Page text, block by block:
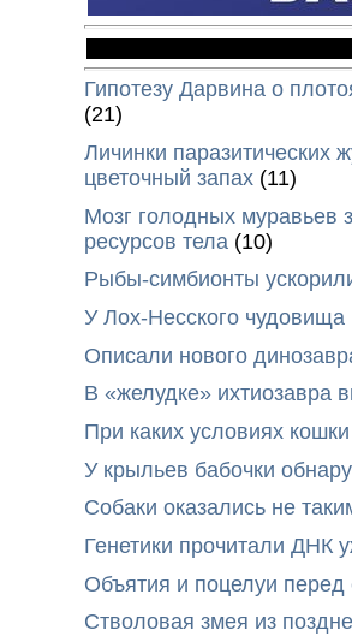
Гипотезу Дарвина о
(21)
Личинки паразитических
цветочный запах (11)
Мозг голодных муравьев
ресурсов тела (10)
Рыбы-симбионты
У Лох-Несского
Описали нового
В «желудке» ихтиозавра
При каких условиях
У крыльев бабочки
Собаки оказались не
Генетики прочитали ДНК
Объятия и поцелуи
Стволовая змея из